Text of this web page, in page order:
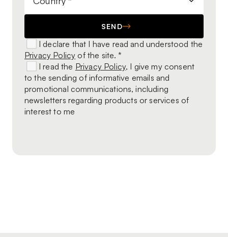
SEND
I declare that I have read and understood the
Privacy Policy of the site. *
I read the Privacy Policy, I give my consent
to the sending of informative emails and
promotional communications, including
newsletters regarding products or services of
interest to me